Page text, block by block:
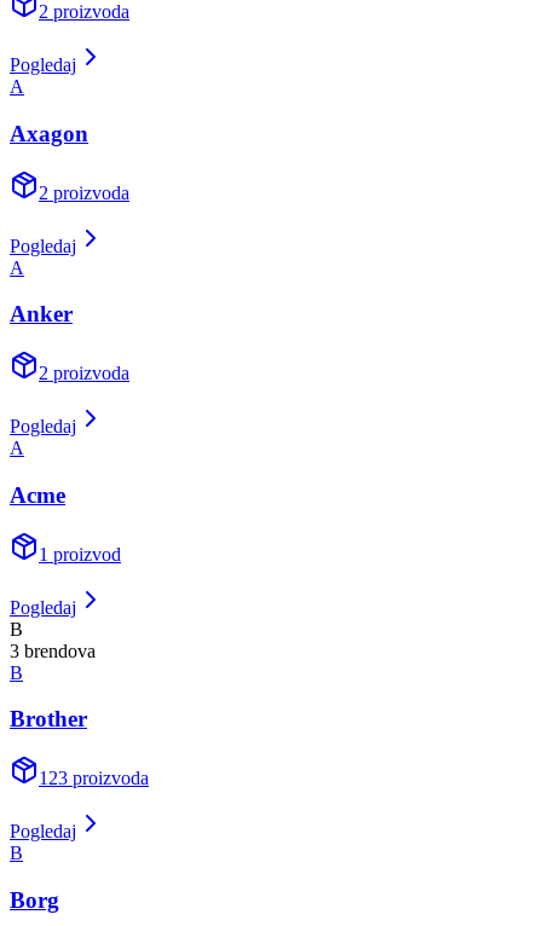
2 proizvoda
Pogledaj
A
Axagon
2 proizvoda
Pogledaj
A
Anker
2 proizvoda
Pogledaj
A
Acme
1 proizvod
Pogledaj
B
3 brendova
B
Brother
123 proizvoda
Pogledaj
B
Borg